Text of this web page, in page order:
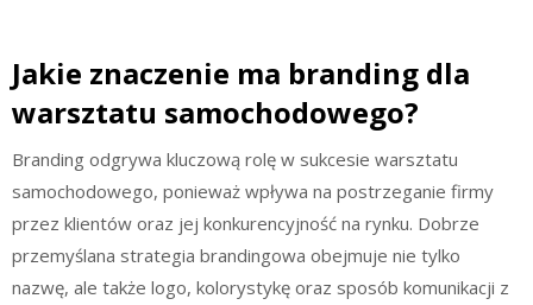
Jakie znaczenie ma branding dla
warsztatu samochodowego?
Branding odgrywa kluczową rolę w sukcesie warsztatu
samochodowego, ponieważ wpływa na postrzeganie firmy
przez klientów oraz jej konkurencyjność na rynku. Dobrze
przemyślana strategia brandingowa obejmuje nie tylko
nazwę, ale także logo, kolorystykę oraz sposób komunikacji z